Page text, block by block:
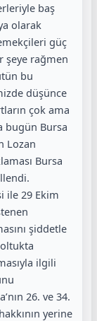
baş
olarak
güç
şeye rağmen
bu
düşünce
çok ama
bugün Bursa
Lozan
Bursa
ile 29 Ekim
şiddetle
ilgili
26. ve 34.
yerine